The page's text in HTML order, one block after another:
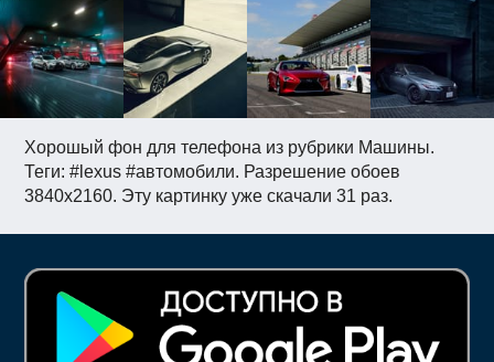
Хорошый фон для телефона из рубрики Машины.
Теги: #lexus #автомобили. Разрешение обоев
3840x2160. Эту картинку уже скачали 31 раз.